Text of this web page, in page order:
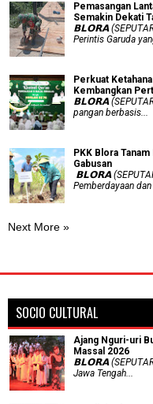
Pemasangan
Semakin Dekati
𝗕𝗟𝗢𝗥𝗔
Perintis Garuda
​Perkuat
Kembangkan
𝗕𝗟𝗢𝗥𝗔
pangan berbasis...
PKK Blora
Gabusan
𝗕𝗟𝗢𝗥𝗔
Pemberdayaan
Next More »
SOCIO CULTURAL
Ajang Nguri-uri
Massal 2026
𝗕𝗟𝗢𝗥𝗔
Jawa Tengah...